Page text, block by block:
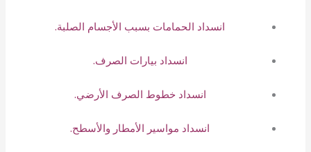
انسداد الحمامات بسبب الأجسام الصلبة.
انسداد بيارات الصرف.
انسداد خطوط الصرف الأرضي.
انسداد مواسير الأمطار والأسطح.